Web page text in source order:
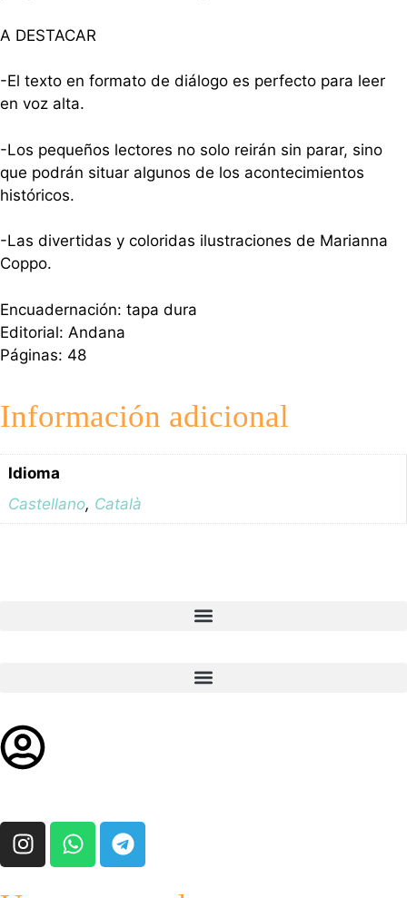
A DESTACAR
-El texto en formato de diálogo es perfecto para leer
en voz alta.
-Los pequeños lectores no solo reirán sin parar, sino
que podrán situar algunos de los acontecimientos
históricos.
-Las divertidas y coloridas ilustraciones de Marianna
Coppo.
Encuadernación: tapa dura
Editorial: Andana
Páginas: 48
Información adicional
Idioma
Castellano, Català